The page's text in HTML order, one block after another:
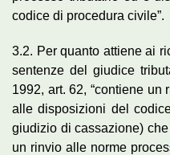
codice di procedura civile”.
3.2. Per quanto attiene ai
sentenze del giudice
1992, art. 62, “contiene un
alle disposizioni del
giudizio di cassazione)
un rinvio alle norme